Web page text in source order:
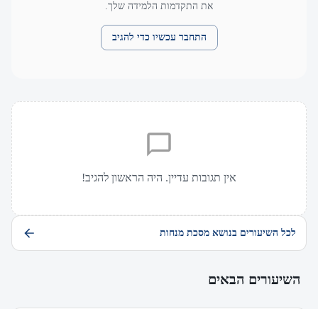
את התקדמות הלמידה שלך.
התחבר עכשיו כדי להגיב
אין תגובות עדיין. היה הראשון להגיב!
לכל השיעורים בנושא מסכת מנחות
השיעורים הבאים